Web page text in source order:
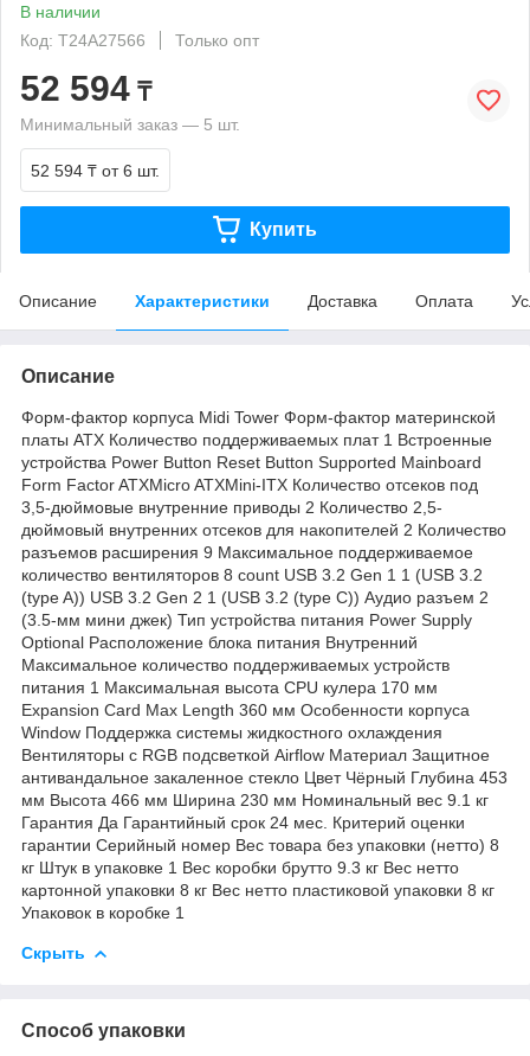
В наличии
Код: T24A27566
Только опт
52 594 ₸
Минимальный заказ — 5 шт.
52 594 ₸ от 6 шт.
Купить
Описание Характеристики Доставка Оплата
Описание
Форм-фактор корпуса Midi Tower Форм-фактор материнской
платы ATX Количество поддерживаемых плат 1 Встроенные
устройства Power Button Reset Button Supported Mainboard
Form Factor ATXMicro ATXMini-ITX Количество отсеков под
3,5-дюймовые внутренние приводы 2 Количество 2,5-
дюймовый внутренних отсеков для накопителей 2 Количество
разъемов расширения 9 Максимальное поддерживаемое
количество вентиляторов 8 count USB 3.2 Gen 1 1 (USB 3.2
(type A)) USB 3.2 Gen 2 1 (USB 3.2 (type C)) Аудио разъем 2
(3.5-мм мини джек) Тип устройства питания Power Supply
Optional Расположение блока питания Внутренний
Максимальное количество поддерживаемых устройств
питания 1 Максимальная высота CPU кулера 170 мм
Expansion Card Max Length 360 мм Особенности корпуса
Window Поддержка системы жидкостного охлаждения
Вентиляторы с RGB подсветкой Airflow Материал Защитное
антивандальное закаленное стекло Цвет Чёрный Глубина 453
мм Высота 466 мм Ширина 230 мм Номинальный вес 9.1 кг
Гарантия Да Гарантийный срок 24 мес. Критерий оценки
гарантии Серийный номер Вес товара без упаковки (нетто) 8
кг Штук в упаковке 1 Вес коробки брутто 9.3 кг Вес нетто
картонной упаковки 8 кг Вес нетто пластиковой упаковки 8 кг
Упаковок в коробке 1
Скрыть
Способ упаковки